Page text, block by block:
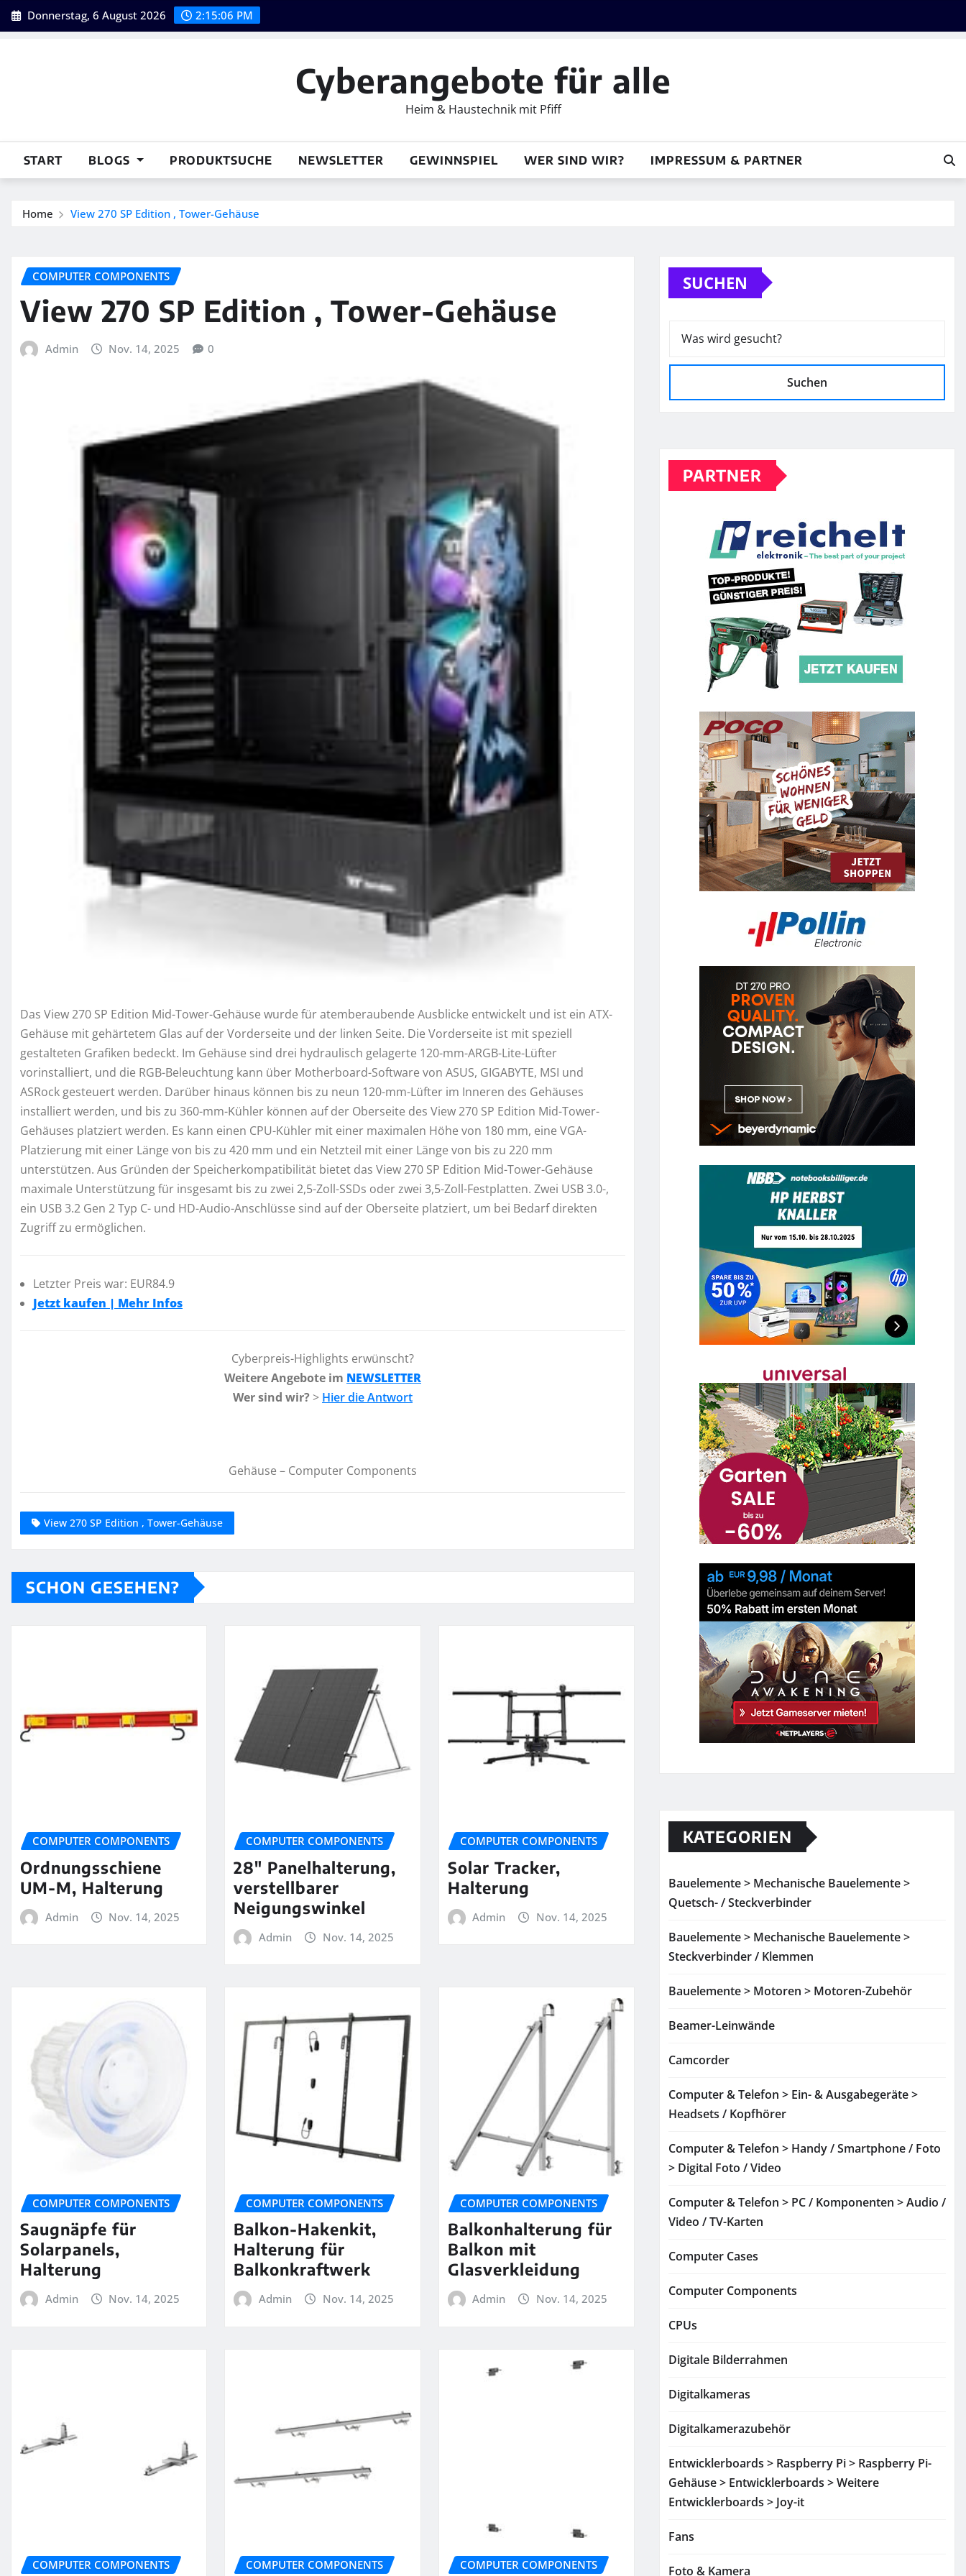
Skip
to
Donnerstag, 6 August 2026 2:15:08 PM
Cyberangebote für alle
Heim & Haustechnik mit Pfiff
START BLOGS PRODUKTSUCHE NEWSLETTER GEWINNSPIEL WER SIND WIR? IMPRESSUM & PARTNER
Home View 270 SP Edition , Tower-Gehäuse
COMPUTER COMPONENTS
View 270 SP Edition , Tower-Gehäuse
Admin Nov. 14, 2025 0
Das View 270 SP Edition Mid-Tower-Gehäuse wurde für atemberaubende Ausblicke entwickelt und ist ein ATX-
Gehäuse mit gehärtetem Glas auf der Vorderseite und der linken Seite. Die Vorderseite ist mit speziell
gestalteten Grafiken bedeckt. Im Gehäuse sind drei hydraulisch gelagerte 120-mm-ARGB-Lite-Lüfter
vorinstalliert, und die RGB-Beleuchtung kann über Motherboard-Software von ASUS, GIGABYTE, MSI und
ASRock gesteuert werden. Darüber hinaus können bis zu neun 120-mm-Lüfter im Inneren des Gehäuses
installiert werden, und bis zu 360-mm-Kühler können auf der Oberseite des View 270 SP Edition Mid-Tower-
Gehäuses platziert werden. Es kann einen CPU-Kühler mit einer maximalen Höhe von 180 mm, eine VGA-
Platzierung mit einer Länge von bis zu 420 mm und ein Netzteil mit einer Länge von bis zu 220 mm
unterstützen. Aus Gründen der Speicherkompatibilität bietet das View 270 SP Edition Mid-Tower-Gehäuse
maximale Unterstützung für insgesamt bis zu zwei 2,5-Zoll-SSDs oder zwei 3,5-Zoll-Festplatten. Zwei USB 3.0-,
ein USB 3.2 Gen 2 Typ C- und HD-Audio-Anschlüsse sind auf der Oberseite platziert, um bei Bedarf direkten
Zugriff zu ermöglichen.
Letzter Preis war: EUR84.9
Jetzt kaufen | Mehr Infos
Cyberpreis-Highlights erwünscht?
Weitere Angebote im NEWSLETTER
Wer sind wir? > Hier die Antwort
Gehäuse – Computer Components
View 270 SP Edition , Tower-Gehäuse
SCHON GESEHEN?
COMPUTER COMPONENTS
Ordnungsschiene
UM-M, Halterung
Admin Nov. 14, 2025
COMPUTER COMPONENTS
28″ Panelhalterung,
verstellbarer
Neigungswinkel
Admin Nov. 14, 2025
COMPUTER COMPONENTS
Solar Tracker,
Halterung
Admin Nov. 14, 2025
COMPUTER COMPONENTS
Saugnäpfe für
Solarpanels,
Halterung
Admin Nov. 14, 2025
COMPUTER COMPONENTS
Balkon-Hakenkit,
Halterung für
Balkonkraftwerk
Admin Nov. 14, 2025
COMPUTER COMPONENTS
Balkonhalterung für
Balkon mit
Glasverkleidung
Admin Nov. 14, 2025
COMPUTER COMPONENTS COMPUTER COMPONENTS COMPUTER COMPONENTS
SUCHEN
Suchen
PARTNER
KATEGORIEN
Bauelemente > Mechanische Bauelemente >
Quetsch- / Steckverbinder
Bauelemente > Mechanische Bauelemente >
Steckverbinder / Klemmen
Bauelemente > Motoren > Motoren-Zubehör
Beamer-Leinwände
Camcorder
Computer & Telefon > Ein- & Ausgabegeräte >
Headsets / Kopfhörer
Computer & Telefon > Handy / Smartphone / Foto
> Digital Foto / Video
Computer & Telefon > PC / Komponenten > Audio /
Video / TV-Karten
Computer Cases
Computer Components
CPUs
Digitale Bilderrahmen
Digitalkameras
Digitalkamerazubehör
Entwicklerboards > Raspberry Pi > Raspberry Pi-
Gehäuse > Entwicklerboards > Weitere
Entwicklerboards > Joy-it
Fans
Foto & Kamera